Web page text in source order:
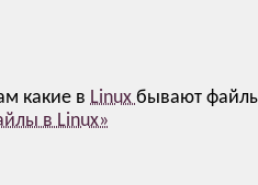
какие в Linuxбывают
в Linux»